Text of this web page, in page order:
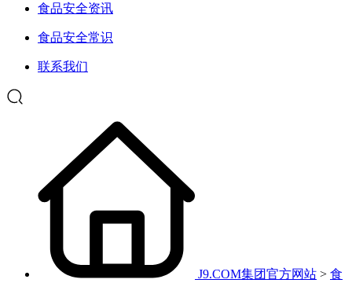
食品安全资讯
食品安全常识
联系我们
J9.COM集团官方网站 > 食